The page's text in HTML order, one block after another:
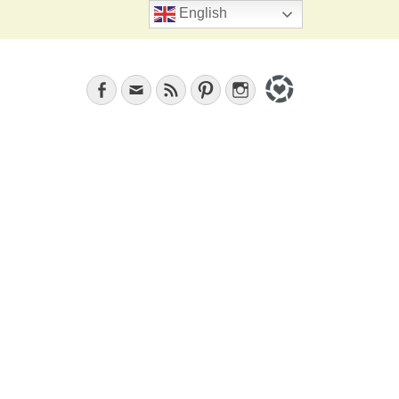
Search
Facebook
EmailFeed PinterestInstagram
English